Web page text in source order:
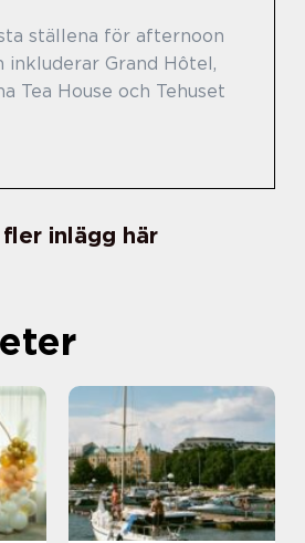
ställena för afternoon
inkluderar Grand Hôtel,
Tea House och Tehuset
fler inlägg här